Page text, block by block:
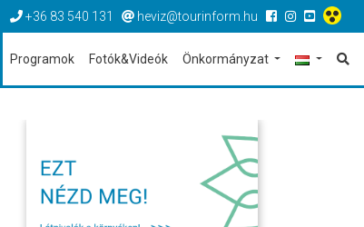
+36 83 540 131 heviz@tourinform.hu
Programok Fotók&Videók Önkormányzat